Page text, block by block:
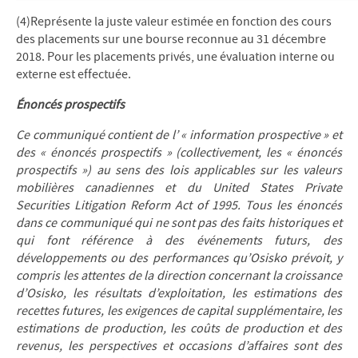
(4)Représente la juste valeur estimée en fonction des cours
des placements sur une bourse reconnue au 31 décembre
2018. Pour les placements privés, une évaluation interne ou
externe est effectuée.
Énoncés prospectifs
Ce communiqué contient de l’ « information prospective » et
des « énoncés prospectifs » (collectivement, les « énoncés
prospectifs ») au sens des lois applicables sur les valeurs
mobilières canadiennes et du
United States Private
Securities Litigation Reform Act of 1995. Tous les énoncés
dans ce communiqué qui ne sont pas des faits historiques et
qui font référence à des événements futurs, des
développements ou des performances qu’Osisko prévoit, y
compris les attentes de la direction concernant la croissance
d’Osisko, les résultats d’exploitation, les estimations des
recettes futures, les exigences de capital supplémentaire, les
estimations de production, les coûts de production et des
revenus, les perspectives et occasions d’affaires sont des